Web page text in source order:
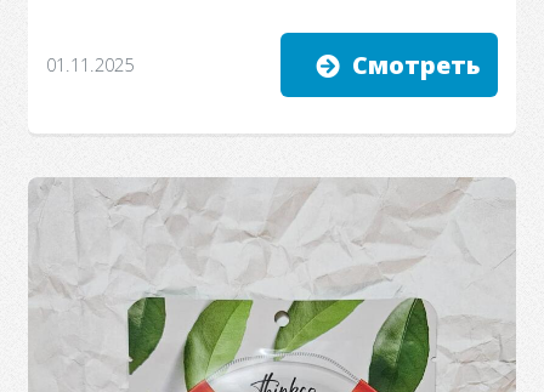
01.11.2025 Смотреть